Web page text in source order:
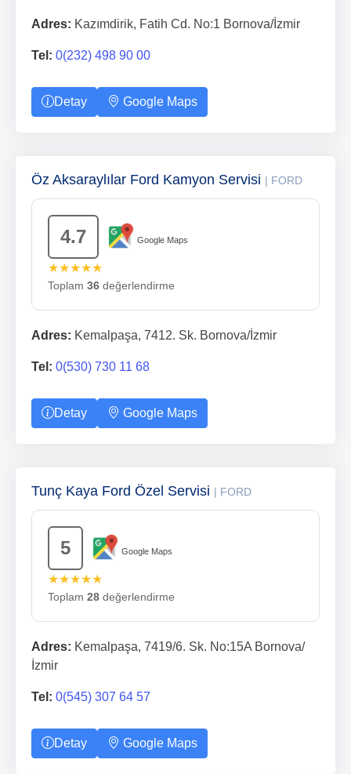
Adres: Kazımdirik, Fatih Cd. No:1 Bornova/İzmir
Tel: 0(232) 498 90 00
Detay Google Maps
Öz Aksaraylılar Ford Kamyon Servisi | FORD
4.7 Google Maps
★★★★★
Toplam 36 değerlendirme
Adres: Kemalpaşa, 7412. Sk. Bornova/İzmir
Tel: 0(530) 730 11 68
Detay Google Maps
Tunç Kaya Ford Özel Servisi | FORD
5 Google Maps
★★★★★
Toplam 28 değerlendirme
Adres: Kemalpaşa, 7419/6. Sk. No:15A Bornova/
İzmir
Tel: 0(545) 307 64 57
Detay Google Maps